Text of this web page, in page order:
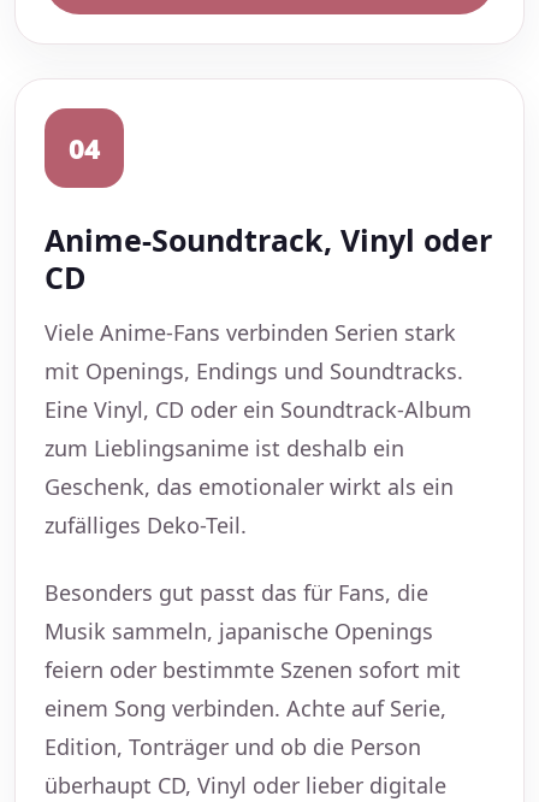
04
Anime-Soundtrack, Vinyl oder
CD
Viele Anime-Fans verbinden Serien stark
mit Openings, Endings und Soundtracks.
Eine Vinyl, CD oder ein Soundtrack-Album
zum Lieblingsanime ist deshalb ein
Geschenk, das emotionaler wirkt als ein
zufälliges Deko-Teil.
Besonders gut passt das für Fans, die
Musik sammeln, japanische Openings
feiern oder bestimmte Szenen sofort mit
einem Song verbinden. Achte auf Serie,
Edition, Tonträger und ob die Person
überhaupt CD, Vinyl oder lieber digitale